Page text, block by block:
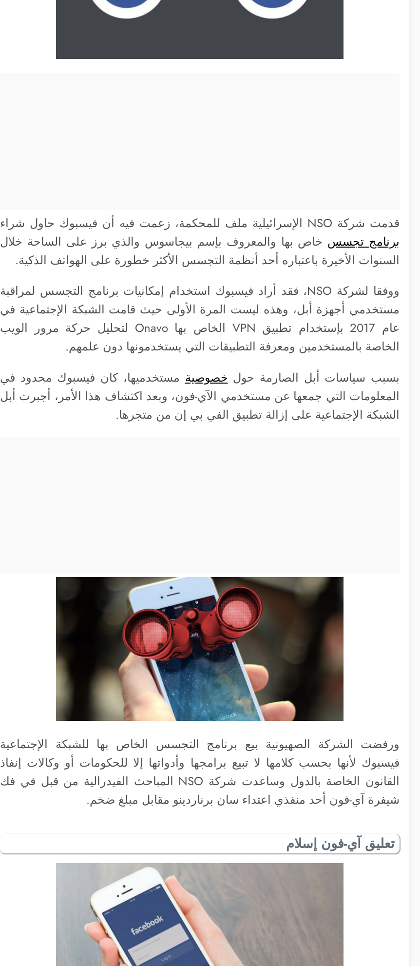
قدمت شركة NSO الإسرائيلية ملف للمحكمة، زعمت فيه أن فيسبوك حاول شراء
برنامج تجسس خاص بها والمعروف بإسم بيجاسوس والذي برز على الساحة خلال
السنوات الأخيرة باعتباره أحد أنظمة التجسس الأكثر خطورة على الهواتف الذكية.
ووفقا لشركة NSO، فقد أراد فيسبوك استخدام إمكانيات برنامج التجسس لمراقبة
مستخدمي أجهزة أبل، وهذه ليست المرة الأولى حيث قامت الشبكة الإجتماعية في
عام 2017 بإستخدام تطبيق VPN الخاص بها Onavo لتحليل حركة مرور الويب
الخاصة بالمستخدمين ومعرفة التطبيقات التي يستخدمونها دون علمهم.
بسبب سياسات أبل الصارمة حول خصوصية مستخدميها، كان فيسبوك محدود في
المعلومات التي جمعها عن مستخدمي الآي-فون، وبعد اكتشاف هذا الأمر، أجبرت أبل
الشبكة الإجتماعية على إزالة تطبيق الفي بي إن من متجرها.
ورفضت الشركة الصهيونية بيع برنامج التجسس الخاص بها للشبكة الإجتماعية
فيسبوك لأنها بحسب كلامها لا تبيع برامجها وأدواتها إلا للحكومات أو وكالات إنفاذ
القانون الخاصة بالدول وساعدت شركة NSO المباحث الفيدرالية من قبل في فك
شيفرة آي-فون أحد منفذي اعتداء سان برناردينو مقابل مبلغ ضخم.
تعليق آي-فون إسلام